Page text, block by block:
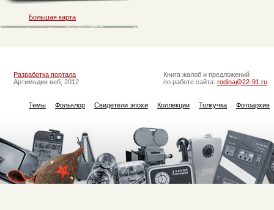
Большая карта
Разработка портала
Артимедия веб, 2012
Книга жалоб и предложений
по работе сайта: rodina@22-91.ru
Темы Фольклор Свидетели эпохи Коллекции Толкучка Фотоархив